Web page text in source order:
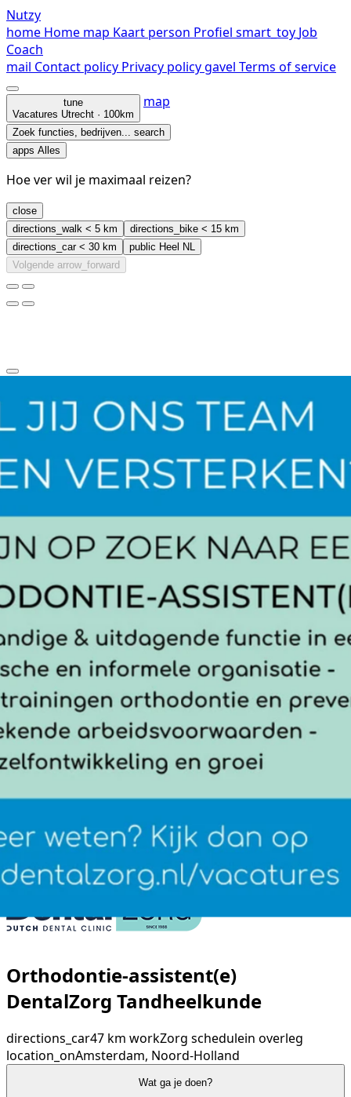
Nutzy
home Home map Kaart person Profiel smart_toy Job
Coach
mail Contact policy Privacy policygavel Terms of service
tune
Vacatures Utrecht · 100km
map
Zoek functies, bedrijven... search
apps Alles
Hoe ver wil je maximaal reizen?
close
directions_walk < 5 km directions_bike < 15 km
directions_car< 30 km public Heel NL
Volgende arrow_forward
favorite
share
Orthodontie-assistent(e)
DentalZorg Tandheelkunde
directions_car47 km workZorg schedulein overleg
location_onAmsterdam, Noord-Holland
Wat ga je doen?